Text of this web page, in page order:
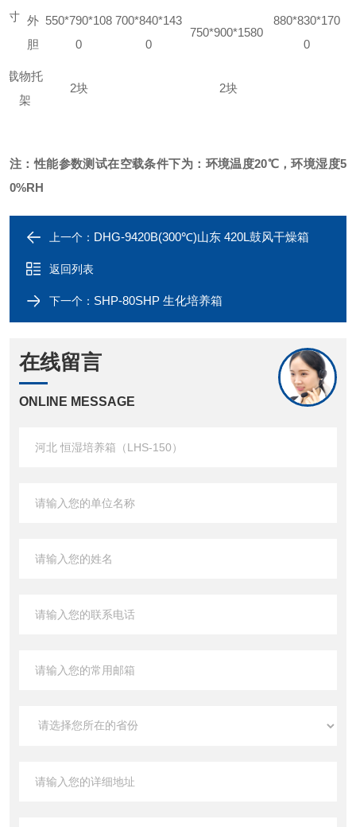
寸 外
胆
550*790*108
0
700*840*143
0
750*900*1580
880*830*170
0
载物托
架
2块 2块
注：性能参数测试在空载条件下为：环境温度20℃，环境湿度5
0%RH
上一个： DHG-9420B(300℃)山东 420L鼓风干燥箱
返回列表
下一个： SHP-80SHP 生化培养箱
在线留言
ONLINE MESSAGE